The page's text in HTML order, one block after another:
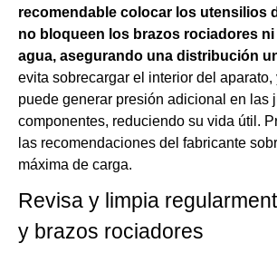
recomendable colocar los utensilios
no bloqueen los brazos rociadores
agua, asegurando una distribución
evita sobrecargar el interior del aparato,
puede generar presión adicional en las
componentes, reduciendo su vida útil.
las recomendaciones del fabricante
máxima de carga.
Revisa y limpia
y brazos rociadores